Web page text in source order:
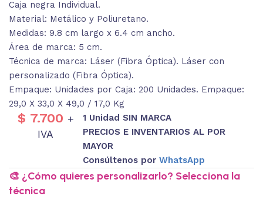
Caja negra Individual.
Material: Metálico y Poliuretano.
Medidas: 9.8 cm largo x 6.4 cm ancho.
Área de marca: 5 cm.
Técnica de marca: Láser (Fibra Óptica). Láser con
personalizado (Fibra Óptica).
Empaque: Unidades por Caja: 200 Unidades. Empaque:
29,0 X 33,0 X 49,0 / 17,0 Kg
$ 7.700 +
IVA
1 Unidad SIN MARCA
PRECIOS E INVENTARIOS AL POR
MAYOR
Consúltenos por WhatsApp
🎨 ¿Cómo quieres personalizarlo? Selecciona la
técnica